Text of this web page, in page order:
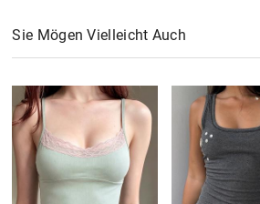
Sie Mögen Vielleicht Auch